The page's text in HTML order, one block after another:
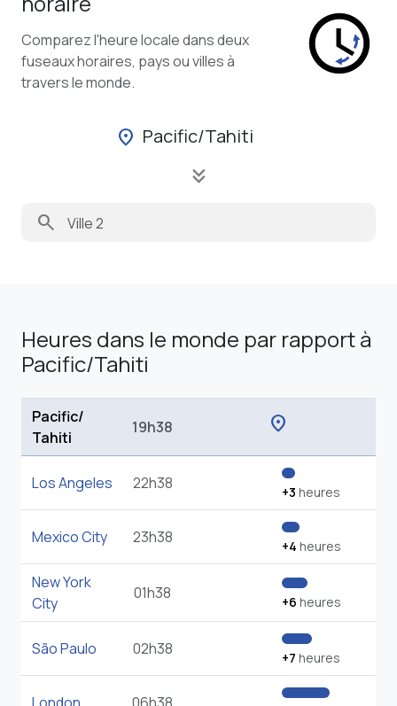
Comparez l'heure locale dans deux
fuseaux horaires, pays ou villes à
travers le monde.
location_on Pacific/Tahiti
keyboard_double_arrow_down
search
Heures dans le monde par rapport à
Pacific/Tahiti
Pacific/
Tahiti
19h38 location_on
Los Angeles 22h38 +3 heures
Mexico City 23h38 +4 heures
New York
City
01h38 +6 heures
São Paulo 02h38 +7 heures